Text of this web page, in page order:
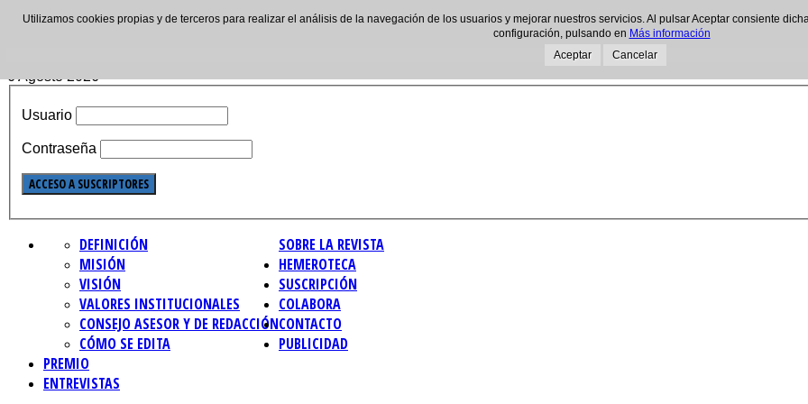
6 Agosto 2026
Usuario
Contraseña
SOBRE LA REVISTA
DEFINICIÓN
MISIÓN
VISIÓN
VALORES INSTITUCIONALES
CONSEJO ASESOR Y DE REDACCIÓN
CÓMO SE EDITA
HEMEROTECA
SUSCRIPCIÓN
COLABORA
CONTACTO
PUBLICIDAD
PREMIO
ENTREVISTAS
Utilizamos cookies propias y de terceros para realizar el análisis de la navegación de los usuarios y mejorar nuestros servicios. Al pulsar Aceptar consiente
configuración, pulsando en Más información
Aceptar
Cancelar